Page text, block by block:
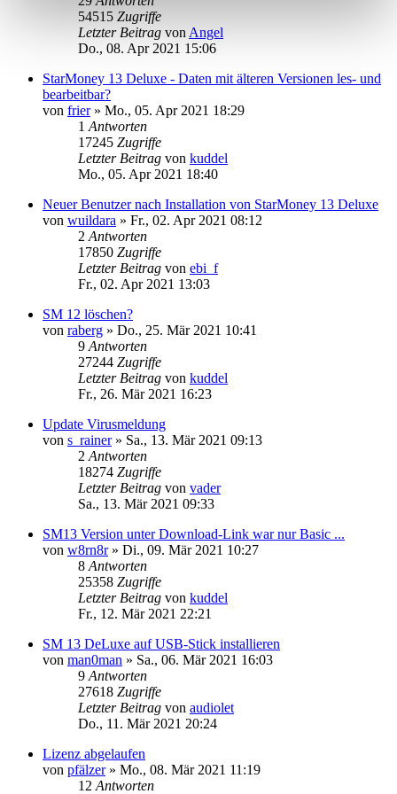
54515 Zugriffe
Letzter Beitrag von Angel
Do., 08. Apr 2021 15:06
StarMoney 13 Deluxe - Daten mit älteren Versionen les- und
bearbeitbar?
von frier» Mo., 05. Apr 2021 18:29
1 Antworten
17245 Zugriffe
Letzter Beitrag von kuddel
Mo., 05. Apr 2021 18:40
Neuer Benutzer nach Installation von StarMoney 13 Deluxe
von wuildara » Fr., 02. Apr 2021 08:12
2 Antworten
17850 Zugriffe
Letzter Beitrag von ebi_f
Fr., 02. Apr 2021 13:03
SM 12 löschen?
von raberg » Do., 25. Mär 2021 10:41
9 Antworten
27244 Zugriffe
Letzter Beitrag von kuddel
Fr., 26. Mär 2021 16:23
Update Virusmeldung
von s_rainer» Sa., 13. Mär 2021 09:13
2 Antworten
18274 Zugriffe
Letzter Beitrag von vader
Sa., 13. Mär 2021 09:33
SM13 Version unter Download-Link war nur Basic ...
von w8rn8r» Di., 09. Mär 2021 10:27
8 Antworten
25358 Zugriffe
Letzter Beitrag von kuddel
Fr., 12. Mär 2021 22:21
SM 13 DeLuxe auf USB-Stick installieren
von man0man » Sa., 06. Mär 2021 16:03
9 Antworten
27618 Zugriffe
Letzter Beitrag von audiolet
Do., 11. Mär 2021 20:24
Lizenz abgelaufen
von pfälzer» Mo., 08. Mär 2021 11:19
12 Antworten